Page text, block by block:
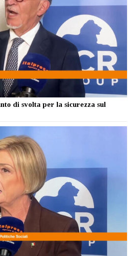
di svolta per la sicurezza sul